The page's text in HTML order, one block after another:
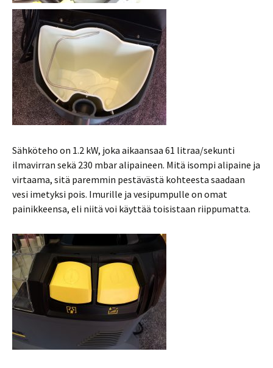
Sähköteho on 1.2 kW, joka aikaansaa 61 litraa/sekunti
ilmavirran sekä 230 mbar alipaineen. Mitä isompi alipaine ja
virtaama, sitä paremmin pestävästä kohteesta saadaan
vesi imetyksi pois. Imurille ja vesipumpulle on omat
painikkeensa, eli niitä voi käyttää toisistaan riippumatta.